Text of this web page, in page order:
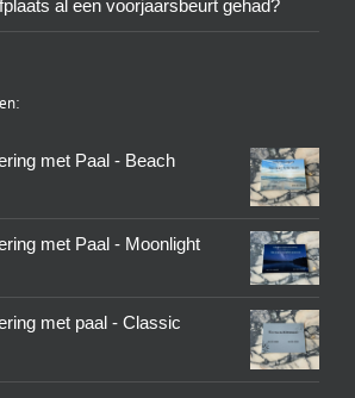
al een voorjaarsbeurt gehad?
met Paal - Beach
met Paal - Moonlight
met paal - Classic